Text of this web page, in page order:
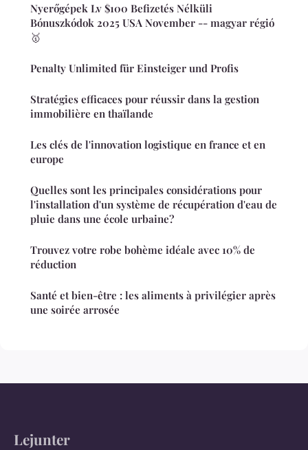
Nyerőgépek Lv $100 Befizetés Nélküli
Bónuszkódok 2025 USA November -- magyar régió
🥇
Penalty Unlimited für Einsteiger und Profis
Stratégies efficaces pour réussir dans la gestion
immobilière en thaïlande
Les clés de l'innovation logistique en france et en
europe
Quelles sont les principales considérations pour
l'installation d'un système de récupération d'eau de
pluie dans une école urbaine?
Trouvez votre robe bohème idéale avec 10% de
réduction
Santé et bien-être : les aliments à privilégier après
une soirée arrosée
Lejunter